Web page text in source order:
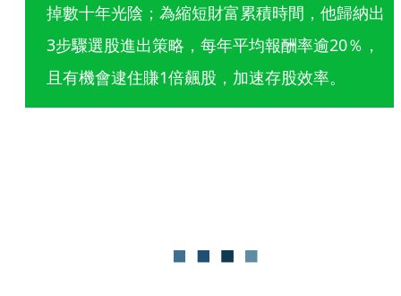
掉數十年光陰；為縮短財富累積時間，他歸納出
3步驟選股進出策略，每年平均報酬率逾20％，
且有機會逮住賺1倍飆股，加速存股效率。